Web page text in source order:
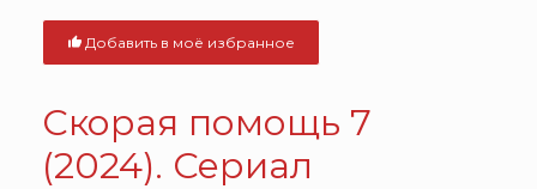
Добавить в моё избранное
Скорая помощь 7
(2024). Сериал